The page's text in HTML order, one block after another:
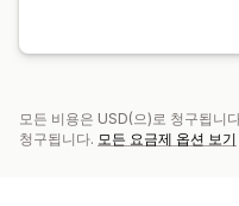
모든 비용은 USD(으)로 청구됩니
청구됩니다. 모든 요금제 옵션 보기